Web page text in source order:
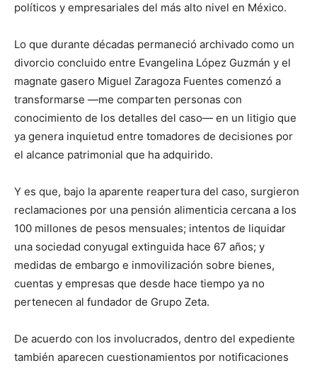
políticos y empresariales del más alto nivel en México.
Lo que durante décadas permaneció archivado como un
divorcio concluido entre Evangelina López Guzmán y el
magnate gasero Miguel Zaragoza Fuentes comenzó a
transformarse —me comparten personas con
conocimiento de los detalles del caso— en un litigio que
ya genera inquietud entre tomadores de decisiones por
el alcance patrimonial que ha adquirido.
Y es que, bajo la aparente reapertura del caso, surgieron
reclamaciones por una pensión alimenticia cercana a los
100 millones de pesos mensuales; intentos de liquidar
una sociedad conyugal extinguida hace 67 años; y
medidas de embargo e inmovilización sobre bienes,
cuentas y empresas que desde hace tiempo ya no
pertenecen al fundador de Grupo Zeta.
De acuerdo con los involucrados, dentro del expediente
también aparecen cuestionamientos por notificaciones